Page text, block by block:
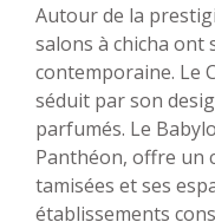
Autour de la
salons à chicha ont
contemporaine. Le
séduit par son
parfumés. Le
Panthéon, offre un
tamisées et ses
établissements